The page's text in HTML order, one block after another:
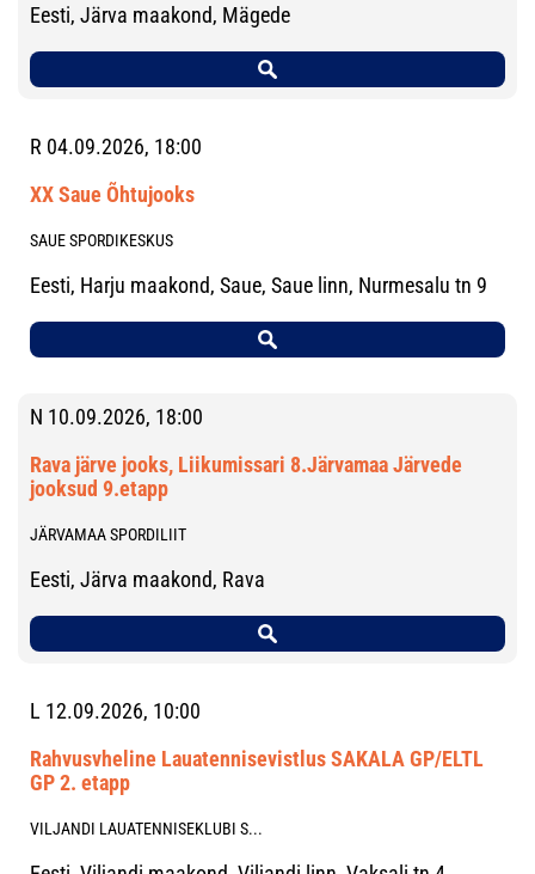
Eesti, Järva maakond, Mägede
R 04.09.2026, 18:00
XX Saue Õhtujooks
SAUE SPORDIKESKUS
Eesti, Harju maakond, Saue, Saue linn, Nurmesalu tn 9
N 10.09.2026, 18:00
Rava järve jooks, Liikumissari 8.Järvamaa Järvede
jooksud 9.etapp
JÄRVAMAA SPORDILIIT
Eesti, Järva maakond, Rava
L 12.09.2026, 10:00
Rahvusvheline Lauatennisevistlus SAKALA GP/ELTL
GP 2. etapp
VILJANDI LAUATENNISEKLUBI S...